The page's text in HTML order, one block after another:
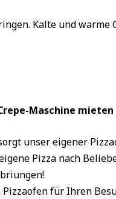
Kalte und
Maschine mieten
unser eigener
Pizza nach
für Ihren